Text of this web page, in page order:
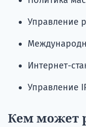
Управление
Интернет-
Управление
Кем может